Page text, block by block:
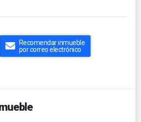
Recomendar inmueble
por correo electrónico